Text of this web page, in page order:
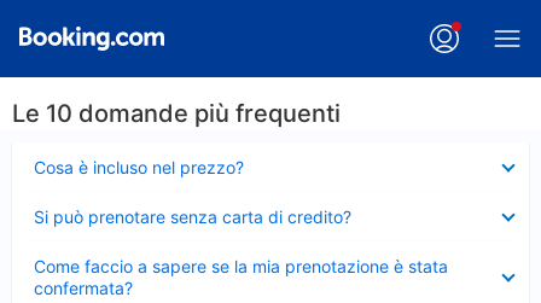
Le 10 domande più frequenti
Cosa è incluso nel prezzo?
chiuso
Si può prenotare senza carta di credito?
chiuso
Come faccio a sapere se la mia prenotazione è stata
confermata?
chiuso